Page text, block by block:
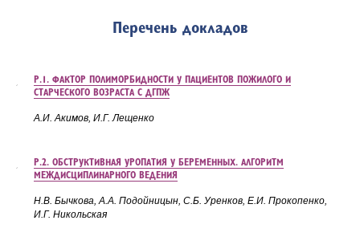
Перечень докладов
Р.1. ФАКТОР ПОЛИМОРБИДНОСТИ У ПАЦИЕНТОВ ПОЖИЛОГО И
СТАРЧЕСКОГО ВОЗРАСТА С ДГПЖ
А.И. Акимов, И.Г. Лещенко
Р.2. ОБСТРУКТИВНАЯ УРОПАТИЯ У БЕРЕМЕННЫХ. АЛГОРИТМ
МЕЖДИСЦИПЛИНАРНОГО ВЕДЕНИЯ
Н.В. Бычкова, А.А. Подойницын, С.Б. Уренков, Е.И. Прокопенко,
И.Г. Никольская